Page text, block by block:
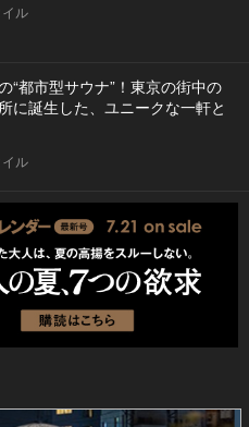
ル
“都市型サウナ”！東京の街中の
に誕生した、ユニークな一軒と
ル